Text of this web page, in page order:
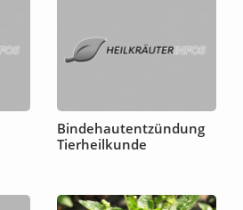
Bindehautentzündung
Tierheilkunde